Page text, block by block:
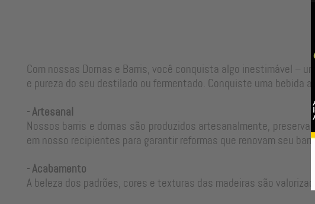
Com nossas Dornas e Barris, você conquista algo inestimável –
e pureza do seu destilado ou fermentado. Conquiste uma bebida
- Artesanal
Nossos barris e dornas são produzidos artesanalmente,
em nosso recipientes para garantir reformas que renovam seu
- Acabamento
A beleza dos padrões, cores e texturas das madeiras são